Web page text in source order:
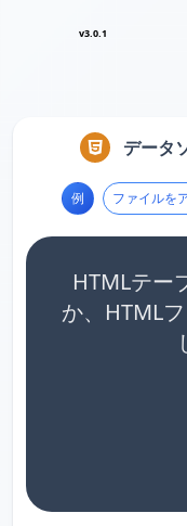
v3.0.1
データ
例 ファイルを
HTMLテー
か、HTML